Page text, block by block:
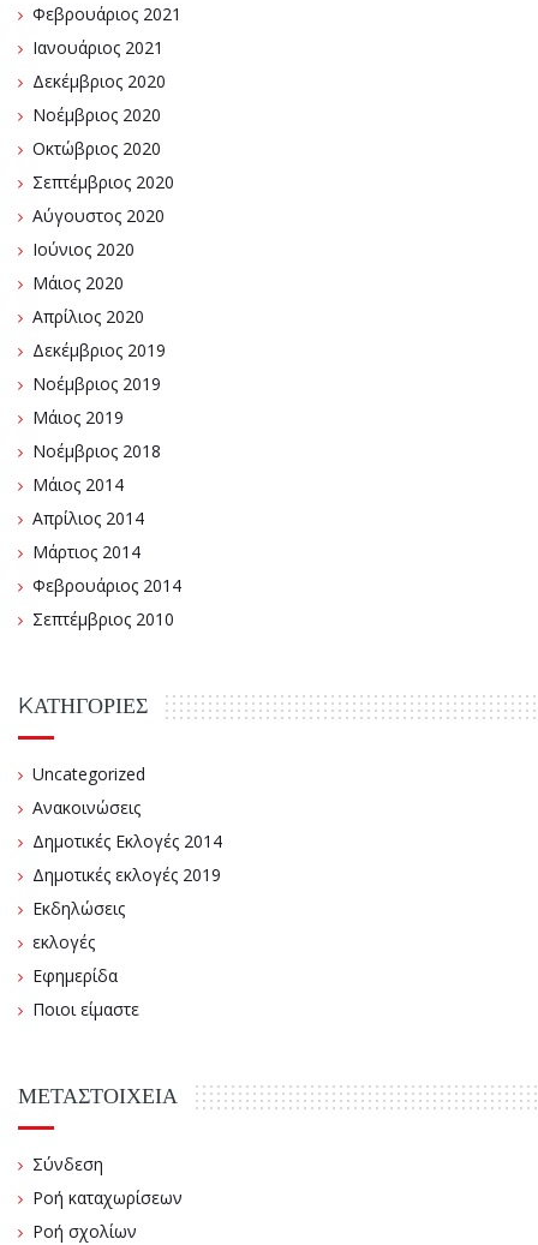
Φεβρουάριος 2021
Ιανουάριος 2021
Δεκέμβριος 2020
Νοέμβριος 2020
Οκτώβριος 2020
Σεπτέμβριος 2020
Αύγουστος 2020
Ιούνιος 2020
Μάιος 2020
Απρίλιος 2020
Δεκέμβριος 2019
Νοέμβριος 2019
Μάιος 2019
Νοέμβριος 2018
Μάιος 2014
Απρίλιος 2014
Μάρτιος 2014
Φεβρουάριος 2014
Σεπτέμβριος 2010
KΑΤΗΓΟΡΊΕΣ
Uncategorized
Ανακοινώσεις
Δημοτικές Εκλογές 2014
Δημοτικές εκλογές 2019
Εκδηλώσεις
εκλογές
Εφημερίδα
Ποιοι είμαστε
ΜΕΤΑΣΤΟΙΧΕΊΑ
Σύνδεση
Ροή καταχωρίσεων
Ροή σχολίων